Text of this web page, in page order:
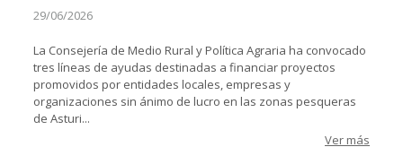
29/06/2026
La Consejería de Medio Rural y Política Agraria ha convocado
tres líneas de ayudas destinadas a financiar proyectos
promovidos por entidades locales, empresas y
organizaciones sin ánimo de lucro en las zonas pesqueras
de Asturi...
Ver más